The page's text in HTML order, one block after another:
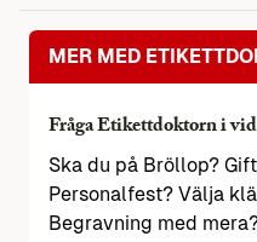
MER MED
Fråga Etikettdoktorn i
Ska du på Bröllop?
Personalfest? Välja
Begravning med